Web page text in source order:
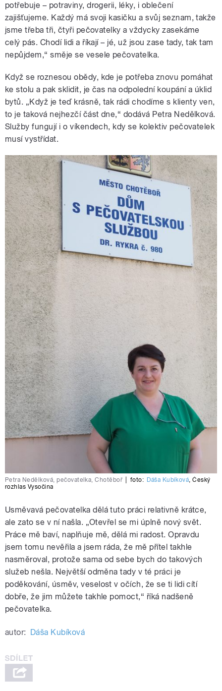
potřebuje – potraviny, drogerii, léky, i oblečení
zajišťujeme. Každý má svoji kasičku a svůj seznam, takže
jsme třeba tři, čtyři pečovatelky a vždycky zasekáme
celý pás. Chodí lidi a říkají – jé, už jsou zase tady, tak tam
nepůjdem,“ směje se vesele pečovatelka.
Když se roznesou obědy, kde je potřeba znovu pomáhat
ke stolu a pak sklidit, je čas na odpolední koupání a úklid
bytů. „Když je teď krásně, tak rádi chodíme s klienty ven,
to je taková nejhezčí část dne,“ dodává Petra Nedělková.
Služby fungují i o víkendech, kdy se kolektiv pečovatelek
musí vystřídat.
Petra Nedělková, pečovatelka, Chotěboř foto: Dáša Kubíková,Český
rozhlas Vysočina
Usměvavá pečovatelka dělá tuto práci relativně krátce,
ale zato se v ní našla. „Otevřel se mi úplně nový svět.
Práce mě baví, naplňuje mě, dělá mi radost. Opravdu
jsem tomu nevěřila a jsem ráda, že mě přítel takhle
nasměroval, protože sama od sebe bych do takových
služeb nešla. Největší odměna tady v té práci je
poděkování, úsměv, veselost v očích, že se ti lidi cítí
dobře, že jim můžete takhle pomoct,“ říká nadšeně
pečovatelka.
autor: Dáša Kubíková